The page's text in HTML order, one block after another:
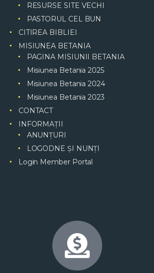
RESURSE SITE VECHI
PASTORUL CEL BUN
CITIREA BIBLIEI
MISIUNEA BETANIA
PAGINA MISIUNII BETANIA
Misiunea Betania 2025
Misiunea Betania 2024
Misiunea Betania 2023
CONTACT
INFORMAȚII
ANUNȚURI
LOGODNE ȘI NUNȚI
Login Member Portal